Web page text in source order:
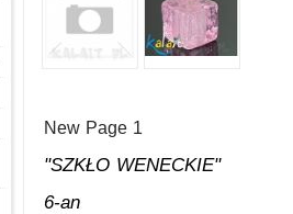
New Page 1
"SZKŁO WENECKIE"
6-an